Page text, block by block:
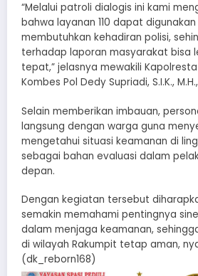
“Melalui patroli dialogis ini kami
bahwa layanan 110 dapat
membutuhkan kehadiran polisi,
terhadap laporan masyarakat bisa
tepat,” jelasnya mewakili
Kombes Pol Dedy Supriadi, S.I.K.,
Selain memberikan imbauan,
langsung dengan warga guna
mengetahui situasi keamanan di
sebagai bahan evaluasi dalam
depan.
Dengan kegiatan tersebut
semakin memahami pentingnya
dalam menjaga keamanan,
di wilayah Rakumpit tetap aman,
(dk_reborn168)